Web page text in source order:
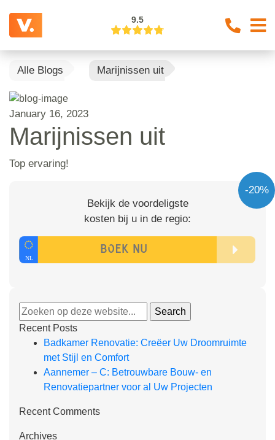
9.5
Alle Blogs Marijnissen uit
January 16, 2023
Marijnissen uit
Top ervaring!
-20%
Bekijk de voordeligste
kosten bij u in de regio:
Recent Posts
Badkamer Renovatie: Creëer Uw Droomruimte
met Stijl en Comfort
Aannemer – C: Betrouwbare Bouw- en
Renovatiepartner voor al Uw Projecten
Recent Comments
Archives